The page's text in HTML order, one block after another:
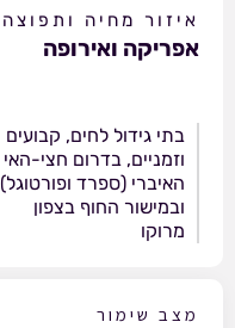
איזור מחיה ותפוצה
אפריקה ואירופה
בתי גידול לחים, קבועים
וזמניים, בדרום חצי-האי
האיברי (ספרד ופורטוגל)
ובמישור החוף בצפון
מרוקו
מצב שימור